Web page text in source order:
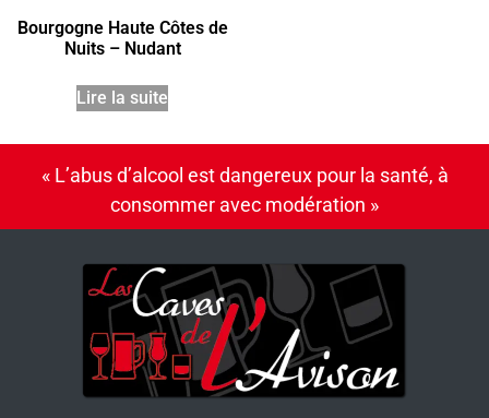
Bourgogne Haute Côtes de
Nuits – Nudant
Lire la suite
« L’abus d’alcool est dangereux pour la santé, à
consommer avec modération »